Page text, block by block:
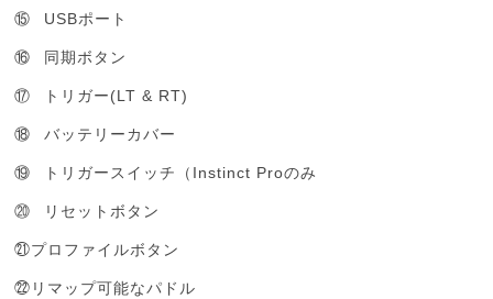
⑮ USBポート
⑯ 同期ボタン
⑰ トリガー (LT & RT)
⑱ バッテリーカバー
⑲ トリガースイッチ（ Instinct Proのみ
⑳ リセットボタン
㉑プロファイルボタン
㉒リマップ可能なパドル